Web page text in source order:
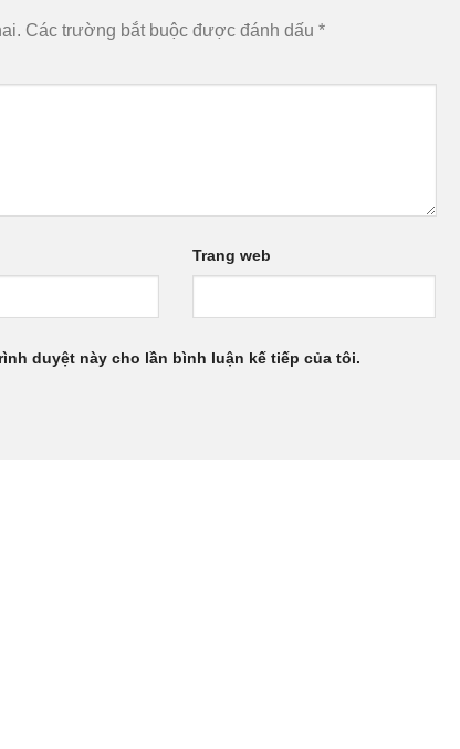
Các trường bắt buộc được đánh dấu *
Trang web
duyệt này cho lần bình luận kế tiếp của tôi.